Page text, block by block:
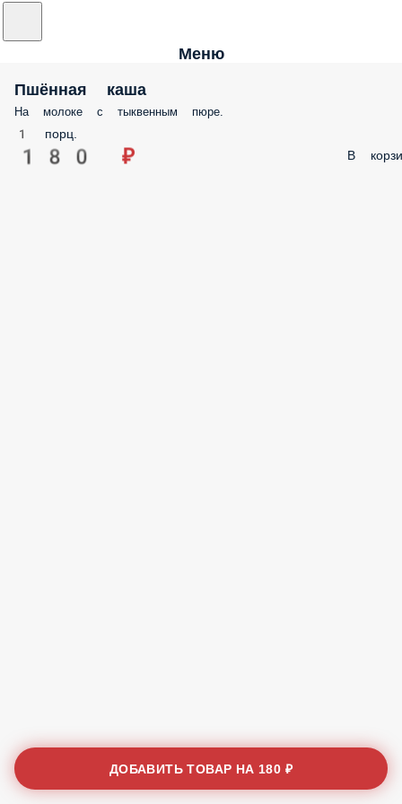
Меню
Пшённая каша
На молоке с тыквенным пюре.
1 порц.
180 ₽ В
ДОБАВИТЬ ТОВАР НА 180 ₽